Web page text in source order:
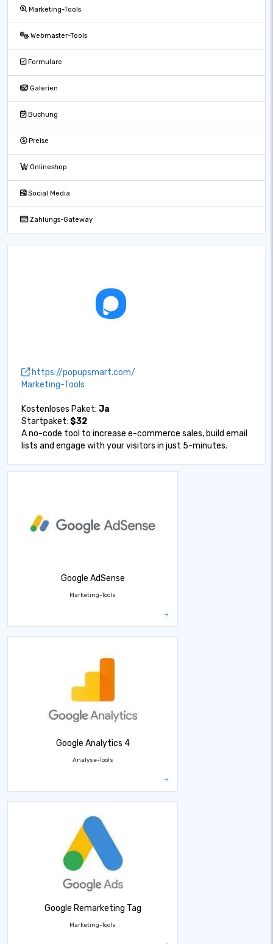
Marketing-Tools
Webmaster-Tools
Formulare
Galerien
Buchung
Preise
Onlineshop
Social Media
Zahlungs-Gateway
https://popupsmart.com/
Marketing-Tools
Kostenloses Paket: Ja
Startpaket: $32
A no-code tool to increase e-commerce sales, build email
lists and engage with your visitors in just 5-minutes.
Google AdSense
Marketing-Tools
Google Analytics 4
Analyse-Tools
Google Remarketing Tag
Marketing-Tools